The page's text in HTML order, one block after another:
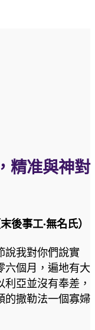
精准與神對
後事工·無名氏）
說我對你們說實
六個月，遍地有大
亞並沒有奉差，
的撒勒法一個寡婦